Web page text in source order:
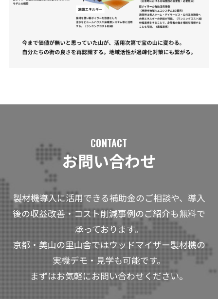
CONTACT
お問い合わせ
製材機導入に活用できる補助金のご相談や、導入
後の収益改善・コスト削減事例のご紹介も無料で
承っております。
京都・美山の里山舎ではウッドマイザー製材機の
実機デモ・見学も可能です。
まずはお気軽にお問い合わせください。